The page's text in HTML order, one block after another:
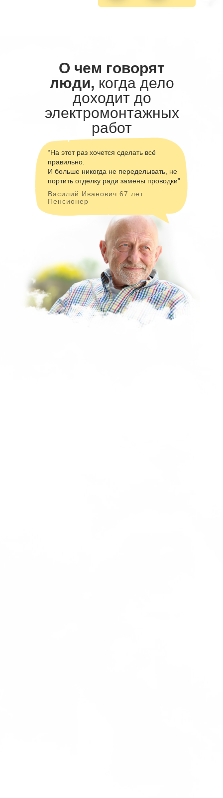
“На этот раз хочется сделать всё
правильно.
И больше никогда не переделывать, не
портить отделку ради замены проводки”
О чем говорят
люди, когда дело
доходит до
электромонтажных
работ
Василий Иванович 67 лет
Пенсионер